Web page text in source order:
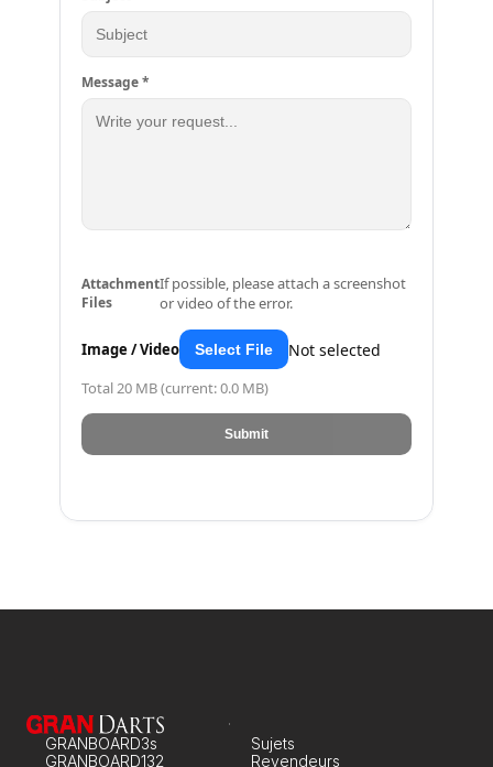
Message *
Attachment
Files
If possible, please attach a screenshot
or video of the error.
Image / Video Select File Not selected
Total 20 MB (current: 0.0 MB)
Submit
GRANBOARD3s
GRANBOARD132
Sujets
Revendeurs